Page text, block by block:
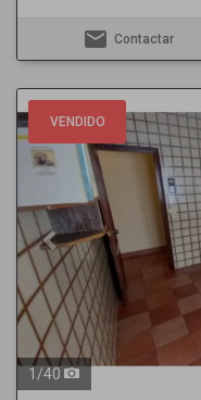
email Contactar
VENDIDO
Previous
1 /40